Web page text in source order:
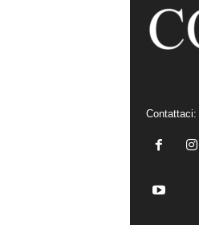
Contattaci: